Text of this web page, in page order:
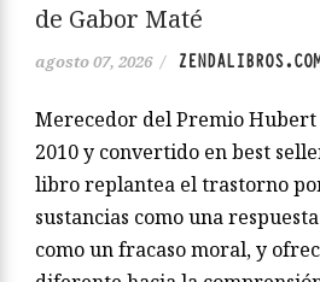
de Gabor Maté
agosto 07, 2026 /
Merecedor del Premio Hubert
2010 y convertido en best
libro replantea el trastorno
sustancias como una
como un fracaso moral, y